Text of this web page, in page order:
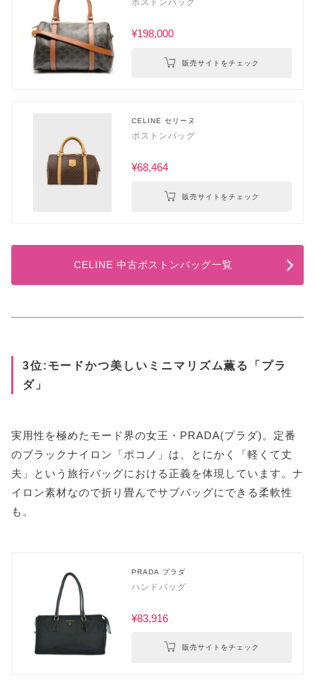
ボストンバッグ
¥198,000
販売サイトをチェック
CELINE セリーヌ
ボストンバッグ
¥68,464
販売サイトをチェック
CELINE 中古ボストンバッグ一覧
3位:モードかつ美しいミニマリズム薫る「プラ
ダ」
実用性を極めたモード界の女王・PRADA(プラダ)。定番
のブラックナイロン「ポコノ」は、とにかく「軽くて丈
夫」という旅行バッグにおける正義を体現しています。ナ
イロン素材なので折り畳んでサブバッグにできる柔軟性
も。
PRADA プラダ
ハンドバッグ
¥83,916
販売サイトをチェック